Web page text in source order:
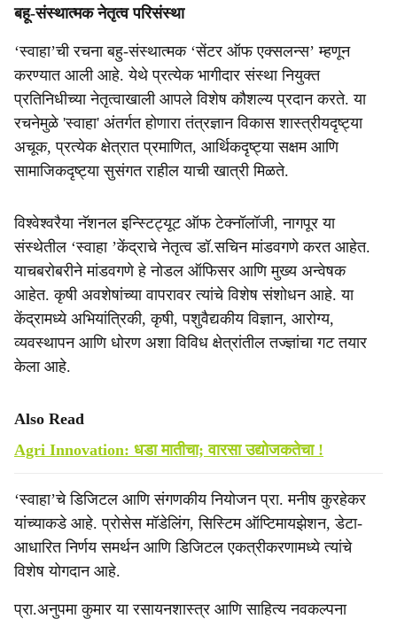
बहू-संस्थात्मक नेतृत्व परिसंस्था
‘स्वाहा’ची रचना बहु-संस्थात्मक ‘सेंटर ऑफ एक्सलन्स’ म्हणून
करण्यात आली आहे. येथे प्रत्येक भागीदार संस्था नियुक्त
प्रतिनिधीच्या नेतृत्वाखाली आपले विशेष कौशल्य प्रदान करते. या
रचनेमुळे 'स्वाहा' अंतर्गत होणारा तंत्रज्ञान विकास शास्त्रीयदृष्ट्या
अचूक, प्रत्येक क्षेत्रात प्रमाणित, आर्थिकदृष्ट्या सक्षम आणि
सामाजिकदृष्ट्या सुसंगत राहील याची खात्री मिळते.
विश्वेश्वरैया नॅशनल इन्स्टिट्यूट ऑफ टेक्नॉलॉजी, नागपूर या
संस्थेतील ‘स्वाहा ’केंद्राचे नेतृत्व डॉ.सचिन मांडवगणे करत आहेत.
याचबरोबरीने मांडवगणे हे नोडल ऑफिसर आणि मुख्य अन्वेषक
आहेत. कृषी अवशेषांच्या वापरावर त्यांचे विशेष संशोधन आहे. या
केंद्रामध्ये अभियांत्रिकी, कृषी, पशुवैद्यकीय विज्ञान, आरोग्य,
व्यवस्थापन आणि धोरण अशा विविध क्षेत्रांतील तज्ज्ञांचा गट तयार
केला आहे.
Also Read
Agri Innovation: धडा मातीचा; वारसा उद्योजकतेचा !
‘स्वाहा’चे डिजिटल आणि संगणकीय नियोजन प्रा. मनीष कुरहेकर
यांच्याकडे आहे. प्रोसेस मॉडेलिंग, सिस्टिम ऑप्टिमायझेशन, डेटा-
आधारित निर्णय समर्थन आणि डिजिटल एकत्रीकरणामध्ये त्यांचे
विशेष योगदान आहे.
प्रा.अनुपमा कुमार या रसायनशास्त्र आणि साहित्य नवकल्पना